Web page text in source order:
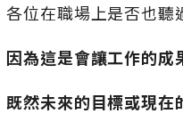
各位在職場上是否也聽
因為這是會讓工作的成
既然未來的目標或現在